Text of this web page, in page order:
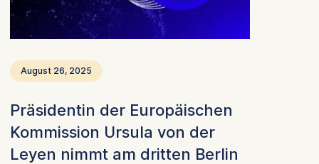
August 26, 2025
Präsidentin der Europäischen
Kommission Ursula von der
Leyen nimmt am dritten Berlin
(Art.